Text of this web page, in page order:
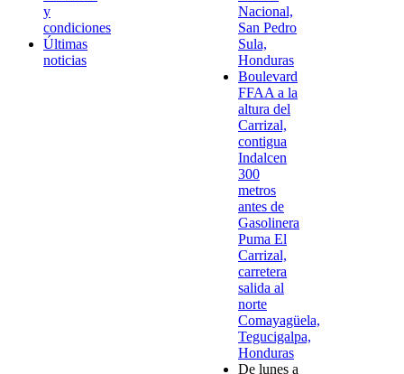
y
condiciones
Últimas
noticias
Nacional,
San Pedro
Sula,
Honduras
Boulevard
FFAA a la
altura del
Carrizal,
contigua
Indalcen
300
metros
antes de
Gasolinera
Puma El
Carrizal,
carretera
salida al
norte
Comayagüela,
Tegucigalpa,
Honduras
De lunes a